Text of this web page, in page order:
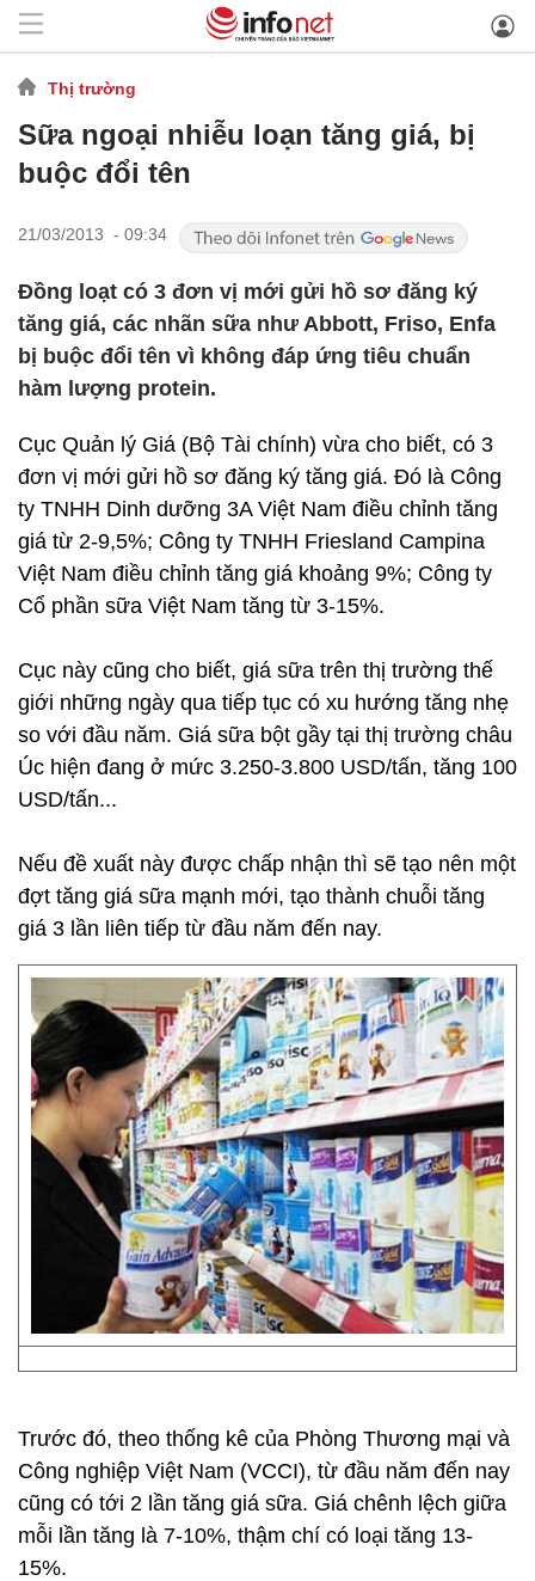
Thị trường
Sữa ngoại nhiễu loạn tăng giá, bị
buộc đổi tên
21/03/2013 - 09:34
Đồng loạt có 3 đơn vị mới gửi hồ sơ đăng ký
tăng giá, các nhãn sữa như Abbott, Friso, Enfa
bị buộc đổi tên vì không đáp ứng tiêu chuẩn
hàm lượng protein.
Cục Quản lý Giá (Bộ Tài chính) vừa cho biết, có 3
đơn vị mới gửi hồ sơ đăng ký tăng giá. Đó là Công
ty TNHH Dinh dưỡng 3A Việt Nam điều chỉnh tăng
giá từ 2-9,5%; Công ty TNHH Friesland Campina
Việt Nam điều chỉnh tăng giá khoảng 9%; Công ty
Cổ phần sữa Việt Nam tăng từ 3-15%.
Cục này cũng cho biết, giá sữa trên thị trường thế
giới những ngày qua tiếp tục có xu hướng tăng nhẹ
so với đầu năm. Giá sữa bột gầy tại thị trường châu
Úc hiện đang ở mức 3.250-3.800 USD/tấn, tăng 100
USD/tấn...
Nếu đề xuất này được chấp nhận thì sẽ tạo nên một
đợt tăng giá sữa mạnh mới, tạo thành chuỗi tăng
giá 3 lần liên tiếp từ đầu năm đến nay.
Trước đó, theo thống kê của Phòng Thương mại và
Công nghiệp Việt Nam (VCCI), từ đầu năm đến nay
cũng có tới 2 lần tăng giá sữa. Giá chênh lệch giữa
mỗi lần tăng là 7-10%, thậm chí có loại tăng 13-
15%.